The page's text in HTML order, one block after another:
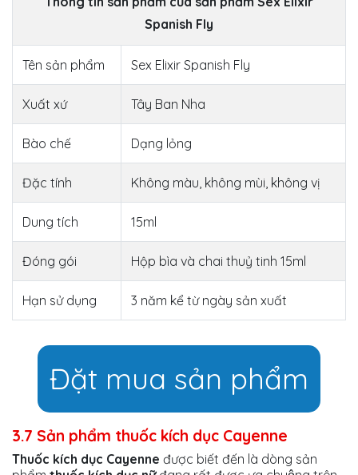
Spanish Fly
Tên sản phẩm Sex Elixir Spanish Fly
Xuất xứ Tây Ban Nha
Bào chế Dạng lỏng
Đặc tính Không màu, không mùi, không vị
Dung tích 15ml
Đóng gói Hộp bìa và chai thuỷ tinh 15ml
Hạn sử dụng 3 năm kể từ ngày sản xuất
Đặt mua sản phẩm
3.7 Sản phẩm thuốc kích dục Cayenne
Thuốc kích dục Cayenne được biết đến là dòng sản